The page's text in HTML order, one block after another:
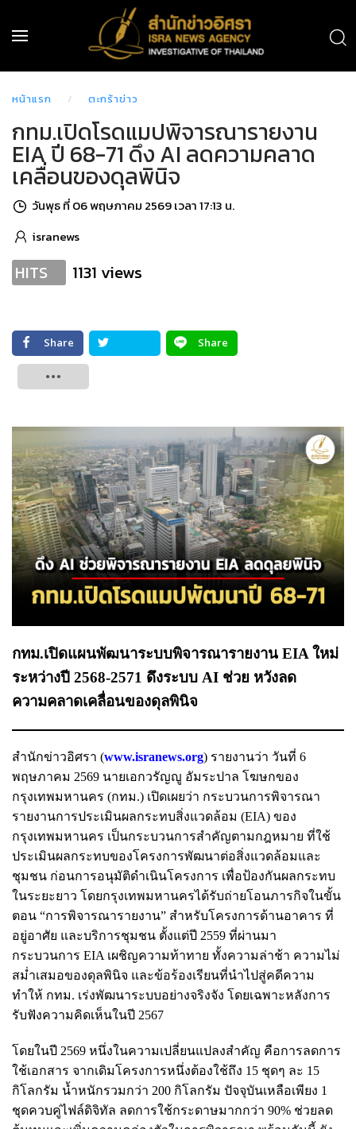
หน้าแรก ตะกร้าข่าว
กทม.เปิดโรดแมปพิจารณารายงาน
EIA ปี 68-71 ดึง AI ลดความคลาด
เคลื่อนของดุลพินิจ
วันพุธ ที่ 06 พฤษภาคม 2569 เวลา 17:13 น.
isranews
HITS 1131 views
Share
Share
กทม.เปิดแผนพัฒนาระบบพิจารณารายงาน EIA ใหม่
ระหว่างปี 2568-2571 ดึงระบบ AI ช่วย หวังลด
ความคลาดเคลื่อนของดุลพินิจ
สำนักข่าวอิศรา (www.isranews.org) รายงานว่า วันที่ 6
พฤษภาคม 2569 นายเอกวรัญญู อัมระปาล โฆษกของ
กรุงเทพมหานคร (กทม.) เปิดเผยว่า กระบวนการพิจารณา
รายงานการประเมินผลกระทบสิ่งแวดล้อม (EIA) ของ
กรุงเทพมหานคร เป็นกระบวนการสำคัญตามกฎหมาย ที่ใช้
ประเมินผลกระทบของโครงการพัฒนาต่อสิ่งแวดล้อมและ
ชุมชน ก่อนการอนุมัติดำเนินโครงการ เพื่อป้องกันผลกระทบ
ในระยะยาว โดยกรุงเทพมหานครได้รับถ่ายโอนภารกิจในขั้น
ตอน “การพิจารณารายงาน” สำหรับโครงการด้านอาคาร ที่
อยู่อาศัย และบริการชุมชน ตั้งแต่ปี 2559 ที่ผ่านมา
กระบวนการ EIA เผชิญความท้าทาย ทั้งความล่าช้า ความไม่
สม่ำเสมอของดุลพินิจ และข้อร้องเรียนที่นำไปสู่คดีความ
ทำให้ กทม. เร่งพัฒนาระบบอย่างจริงจัง โดยเฉพาะหลังการ
รับฟังความคิดเห็นในปี 2567
โดยในปี 2569 หนึ่งในความเปลี่ยนแปลงสำคัญ คือการลดการ
ใช้เอกสาร จากเดิมโครงการหนึ่งต้องใช้ถึง 15 ชุดๆ ละ 15
กิโลกรัม น้ำหนักรวมกว่า 200 กิโลกรัม ปัจจุบันเหลือเพียง 1
ชุดควบคู่ไฟล์ดิจิทัล ลดการใช้กระดาษมากกว่า 90% ช่วยลด